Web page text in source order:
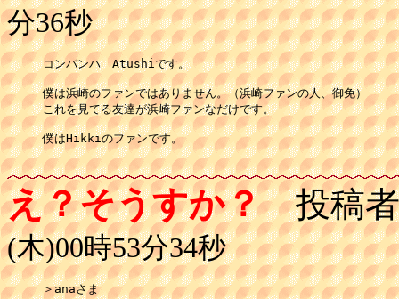
分36秒
コンバンハ　Atushiです。
僕は浜崎のファンではありません。（浜崎ファンの人、御免）
これを見てる友達が浜崎ファンなだけです。
僕はHikkiのファンです。
え？そうすか？投稿
(木)00時53分34秒
＞anaさま